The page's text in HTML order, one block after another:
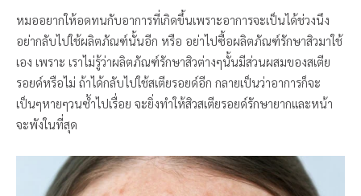
หมออยากให้อดทนกับอาการที่เกิดขึ้นเพราะอาการจะเป็นได้ช่วงนึง
อย่ากลับไปใช้ผลิตภัณฑ์นั้นอีก หรือ อย่าไปซื้อผลิตภัณฑ์รักษาสิวมาใช้
เอง เพราะ เราไม่รู้ว่าผลิตภัณฑ์รักษาสิวต่างๆนั้นมีส่วนผสมของสเตีย
รอยด์หรือไม่ ถ้าได้กลับไปใช้สเตียรอยด์อีก กลายเป็นว่าอาการก็จะ
เป็นๆหายๆวนซ้ำไปเรื่อย จะยิ่งทำให้สิวสเตียรอยด์รักษายากและหน้า
จะพังในที่สุด